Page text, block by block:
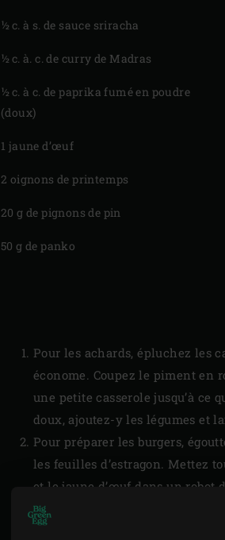
½ c. à s. de sauce sriracha
½ c. à. c. de curry de Madras
½ c. à c. de paprika fumé en poudre
(doux)
1 jaune d’œuf
2 oignons de printemps
20 g de pignons de pin
50 g de panko
Pour les achards, épluchez les
économe. Coupez le piment en
une petite casserole jusqu’à ce
doux, ajoutez-y les légumes et
Pour préparer les burgers,
les feuilles d’estragon. Mettez
et le jaune d’œuf dans un robot
Coupez le reste des gambas
pignons de pin à la